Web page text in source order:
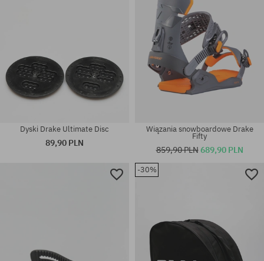
Dostępne rozmiary:
Dyski Drake Ultimate Disc
89,90 PLN
Wiązania snowboardowe Drake
Fifty
859,90 PLN689,90 PLN
-30%